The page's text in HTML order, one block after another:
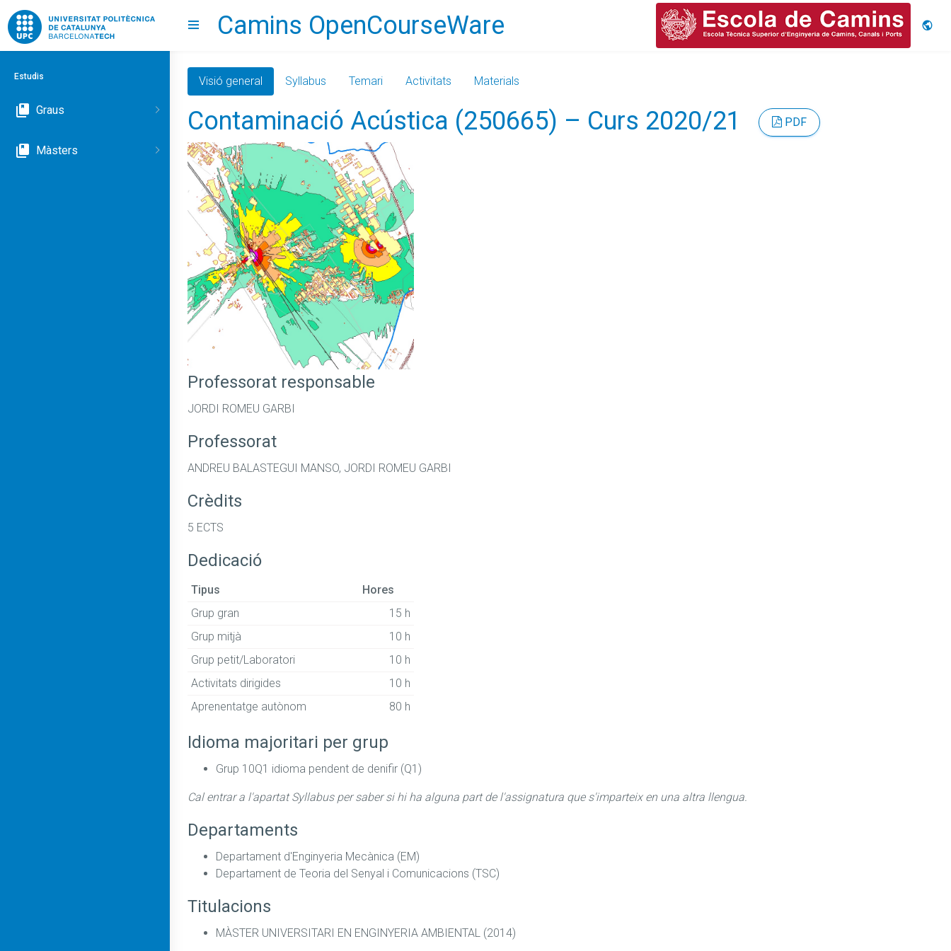
Go to upc.edu Show menuCamins OpenCourseWare
Estudis
Graus
Màsters
Visió general Syllabus Temari Activitats Materials
Contaminació Acústica (250665) – Curs 2020/21 PDF
Professorat responsable
JORDI ROMEU GARBI
Professorat
ANDREU BALASTEGUI MANSO, JORDI ROMEU GARBI
Crèdits
5 ECTS
Dedicació
Tipus
Hores
Grup gran
15 h
Grup mitjà
10 h
Grup petit/Laboratori
10 h
Activitats dirigides
10 h
Aprenentatge autònom
80 h
Idioma majoritari per grup
Grup 10Q1 idioma pendent de denifir (Q1)
Cal entrar a l'apartat Syllabus per saber si hi ha alguna part de l'assignatura que s'imparteix en una altra llengua.
Departaments
Departament d'Enginyeria Mecànica (EM)
Departament de Teoria del Senyal i Comunicacions (TSC)
Titulacions
MÀSTER UNIVERSITARI EN ENGINYERIA AMBIENTAL (2014)